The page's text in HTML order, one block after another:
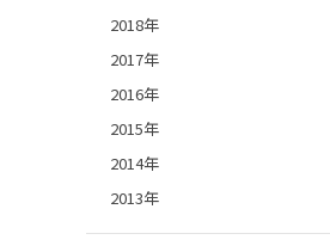
2018年
2017年
2016年
2015年
2014年
2013年